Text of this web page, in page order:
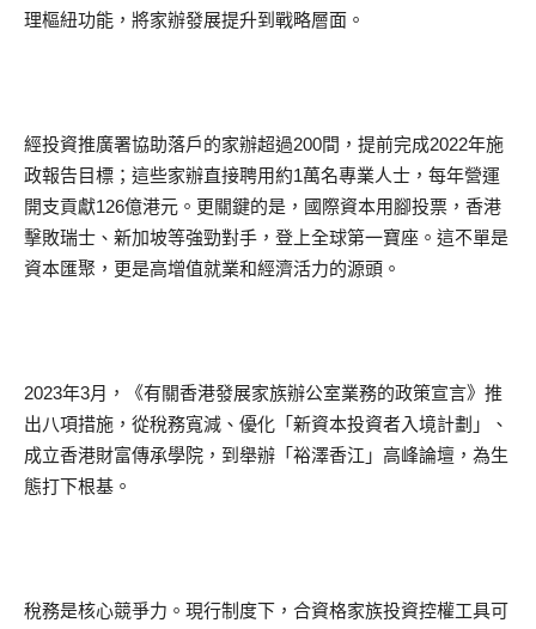
理樞紐功能，將家辦發展提升到戰略層面。
經投資推廣署協助落戶的家辦超過200間，提前完成2022年施
政報告目標；這些家辦直接聘用約1萬名專業人士，每年營運
開支貢獻126億港元。更關鍵的是，國際資本用腳投票，香港
擊敗瑞士、新加坡等強勁對手，登上全球第一寶座。這不單是
資本匯聚，更是高增值就業和經濟活力的源頭。
2023年3月，《有關香港發展家族辦公室業務的政策宣言》推
出八項措施，從稅務寬減、優化「新資本投資者入境計劃」、
成立香港財富傳承學院，到舉辦「裕澤香江」高峰論壇，為生
態打下根基。
稅務是核心競爭力。現行制度下，合資格家族投資控權工具可